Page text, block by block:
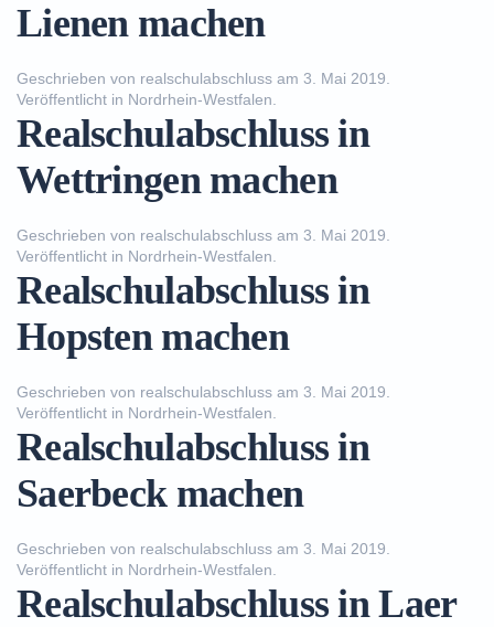
Lienen machen
Geschrieben von realschulabschluss am 3. Mai 2019
Veröffentlicht in Nordrhein-Westfalen
Realschulabschluss in
Wettringen machen
Geschrieben von realschulabschluss am 3. Mai 2019
Veröffentlicht in Nordrhein-Westfalen
Realschulabschluss in
Hopsten machen
Geschrieben von realschulabschluss am 3. Mai 2019
Veröffentlicht in Nordrhein-Westfalen
Realschulabschluss in
Saerbeck machen
Geschrieben von realschulabschluss am 3. Mai 2019
Veröffentlicht in Nordrhein-Westfalen
Realschulabschluss in Laer